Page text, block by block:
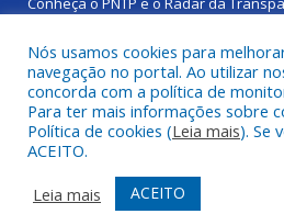
Todos os direitos reservados a
do Piriá.
Mapa do Site
Acessar Área
Nós usamos cookies para
navegação no portal. Ao utilizar
concorda com a política de
Para ter mais informações sobre
Política de cookies (Leia mais). Se
ACEITO.
Leia mais
ACEITO